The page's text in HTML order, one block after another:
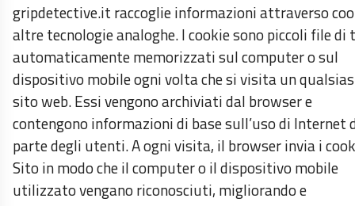
gripdetective.it raccoglie informazioni attraverso
altre tecnologie analoghe. I cookie sono piccoli file di
automaticamente memorizzati sul computer o sul
dispositivo mobile ogni volta che si visita un
sito web. Essi vengono archiviati dal browser e
contengono informazioni di base sull’uso di Internet
parte degli utenti. A ogni visita, il browser invia i
Sito in modo che il computer o il dispositivo mobile
utilizzato vengano riconosciuti, migliorando e